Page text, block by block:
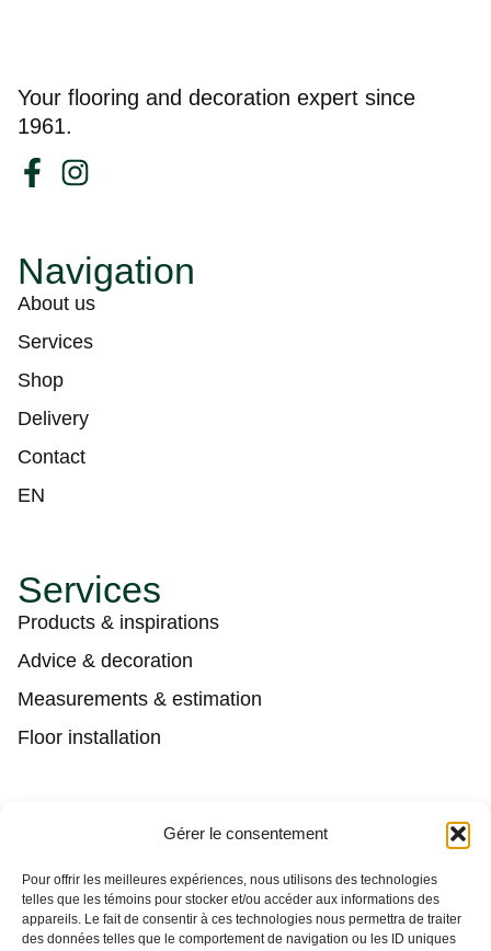
Gérer le consentement
Pour offrir les meilleures expériences, nous utilisons des technologies
telles que les témoins pour stocker et/ou accéder aux informations des
appareils. Le fait de consentir à ces technologies nous permettra de traiter
des données telles que le comportement de navigation ou les ID uniques
Your flooring and decoration expert since
1961.
Navigation
About us
Services
Shop
Delivery
Contact
EN
Services
Products & inspirations
Advice & decoration
Measurements & estimation
Floor installation
tgl@tapisguylaberge.com